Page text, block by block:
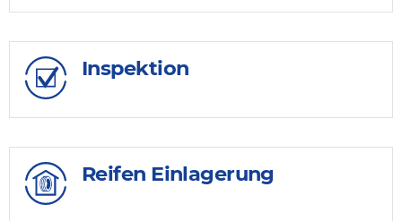
Inspektion
Reifen Einlagerung